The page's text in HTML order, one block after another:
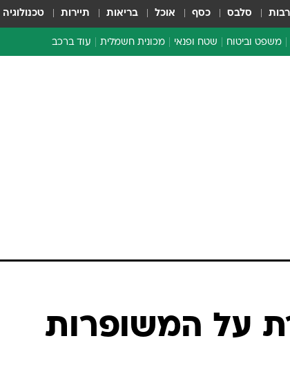
סלבס כסף אוכל בריאות תיירות טכנולוגיה
משפט וביטוח שטח ופנאי מכונית חשמלית עוד ברכב
בטיחות
סדנאות ושיפורים
על המשופרות